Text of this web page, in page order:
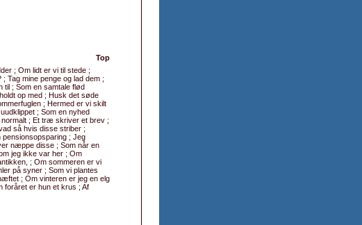
Top
; Om lidt er vi til stede ;
Tag mine penge og lad dem ;
til ; Som en samtale flød
op med ; Husk det søde
; Hermed er vi skilt
; Som en nyhed
; Et træ skriver et brev ;
så hvis disse striber ;
; Jeg
næppe disse ; Som når en
jeg ikke var her ; Om
; Om sommeren er vi
på syner ; Som vi plantes
; Om vinteren er jeg en elg
foråret er hun et krus ; Af